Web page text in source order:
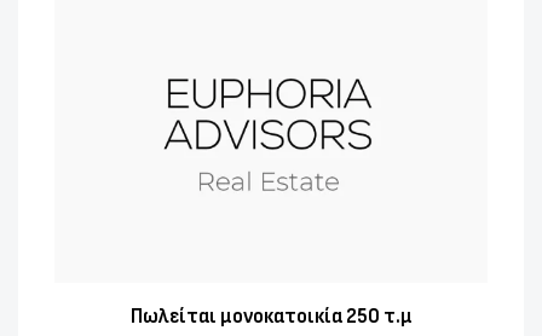
Πωλείται μονοκατοικία 250 τ.μ